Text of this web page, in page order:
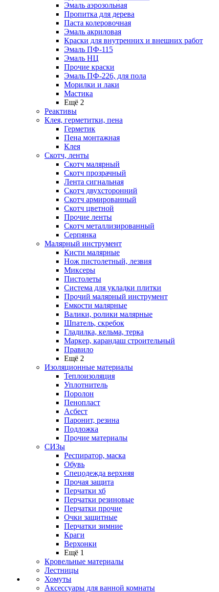
Эмаль аэрозольная
Пропитка для дерева
Паста колеровочная
Эмаль акриловая
Краски для внутренних и внешних работ
Эмаль ПФ-115
Эмаль НЦ
Прочие краски
Эмаль ПФ-226, для пола
Морилки и лаки
Мастика
Ещё 2
Реактивы
Клея, герметитки, пена
Герметик
Пена монтажная
Клея
Скотч, ленты
Скотч малярный
Скотч прозрачный
Лента сигнальная
Скотч двухсторонний
Скотч армированный
Скотч цветной
Прочие ленты
Скотч металлизированный
Серпянка
Малярный инструмент
Кисти малярные
Нож пистолетный, лезвия
Миксеры
Пистолеты
Система для укладки плитки
Прочий малярный инструмент
Емкости малярные
Валики, ролики малярные
Шпатель, скребок
Гладилка, кельма, терка
Маркер, карандаш строительный
Правило
Ещё 2
Изоляционные материалы
Теплоизоляция
Уплотнитель
Поролон
Пенопласт
Асбест
Паронит, резина
Подложка
Прочие материалы
СИЗы
Респиратор, маска
Обувь
Спецодежда верхняя
Прочая защита
Перчатки хб
Перчатки резиновые
Перчатки прочие
Очки защитные
Перчатки зимние
Краги
Верхонки
Ещё 1
Кровельные материалы
Лестницы
Хомуты
Аксессуары для ванной комнаты